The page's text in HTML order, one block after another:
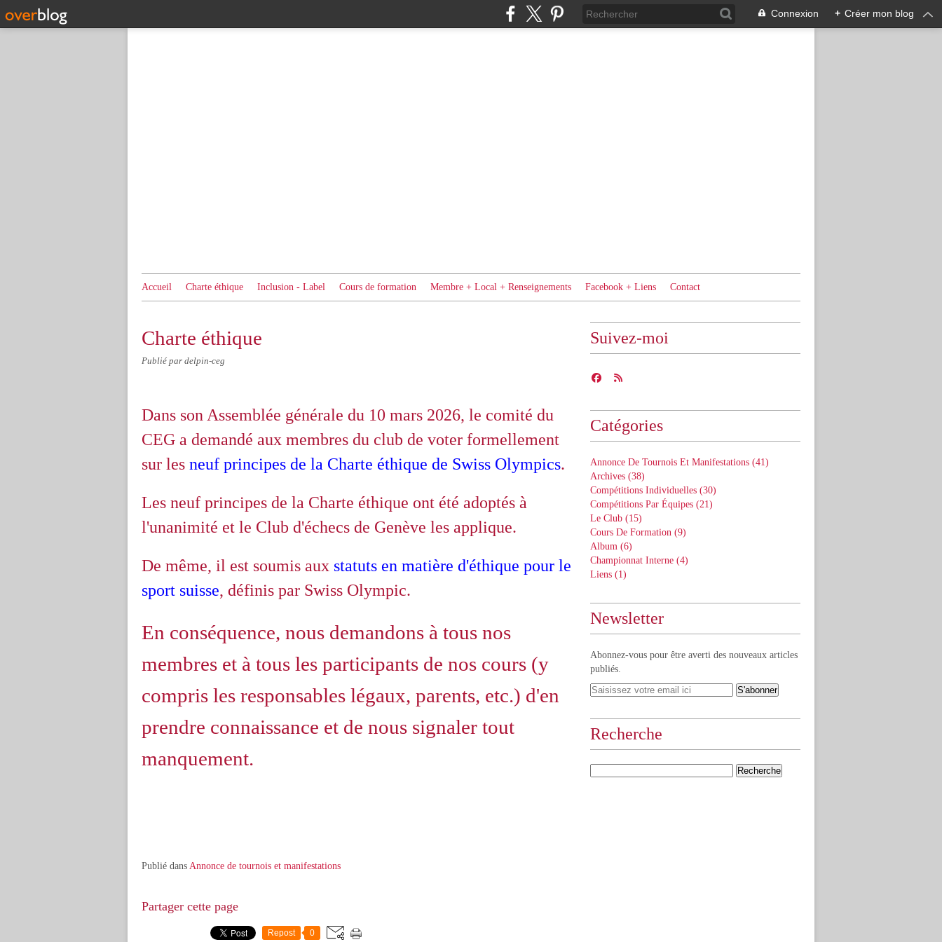
Connexion + Créer mon blog
Accueil Charte éthique Inclusion - Label Cours de formation Membre + Local + Renseignements Facebook + Liens Contact
Charte éthique
Publié par delpin-ceg
Dans son Assemblée générale du 10 mars 2026, le comité du
CEG a demandé aux membres du club de voter formellement
sur les neuf principes de la Charte éthique de Swiss Olympics.
Les neuf principes de la Charte éthique ont été adoptés à
l'unanimité et le Club d'échecs de Genève les applique.
De même, il est soumis aux statuts en matière d'éthique pour le
sport suisse, définis par Swiss Olympic.
En conséquence, nous demandons à tous nos
membres et à tous les participants de nos cours (y
compris les responsables légaux, parents, etc.) d'en
prendre connaissance et de nous signaler tout
manquement.
Publié dans Annonce de tournois et manifestations
Partager cette page
Repost 0
Suivez-moi
Catégories
Annonce De Tournois Et Manifestations (41)
Archives (38)
Compétitions Individuelles (30)
Compétitions Par Équipes (21)
Le Club (15)
Cours De Formation (9)
Album (6)
Championnat Interne (4)
Liens (1)
Newsletter
Abonnez-vous pour être averti des nouveaux articles
publiés.
Recherche